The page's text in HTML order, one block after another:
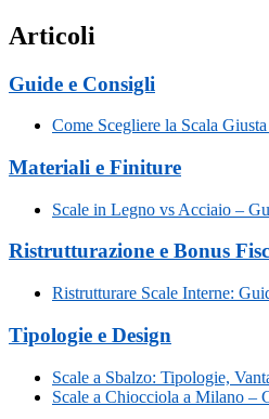
Articoli
Guide e Consigli
Come Scegliere la Scala
Materiali e Finiture
Scale in Legno vs Acciaio –
Ristrutturazione e Bonus
Ristrutturare Scale Interne:
Tipologie e Design
Scale a Sbalzo: Tipologie,
Scale a Chiocciola a Milano –